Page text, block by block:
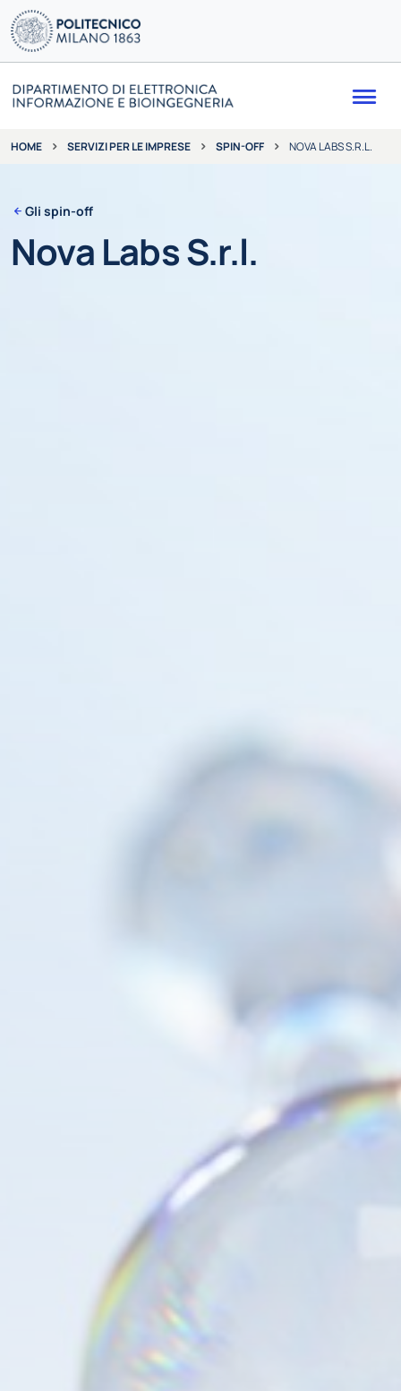
HOME SERVIZI PER LE IMPRESE SPIN-OFF NOVA LABS S.R.L.
Gli spin-off
Nova Labs S.r.l.